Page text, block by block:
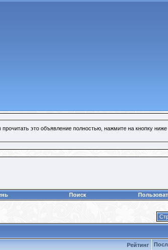
это объявление полностью, нажмите на кнопку ниже
Поиск
Рейтинг